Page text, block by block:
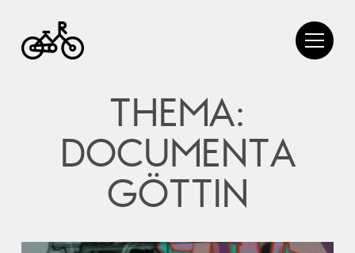
THEMA:
DOCUMENTA
GÖTTIN